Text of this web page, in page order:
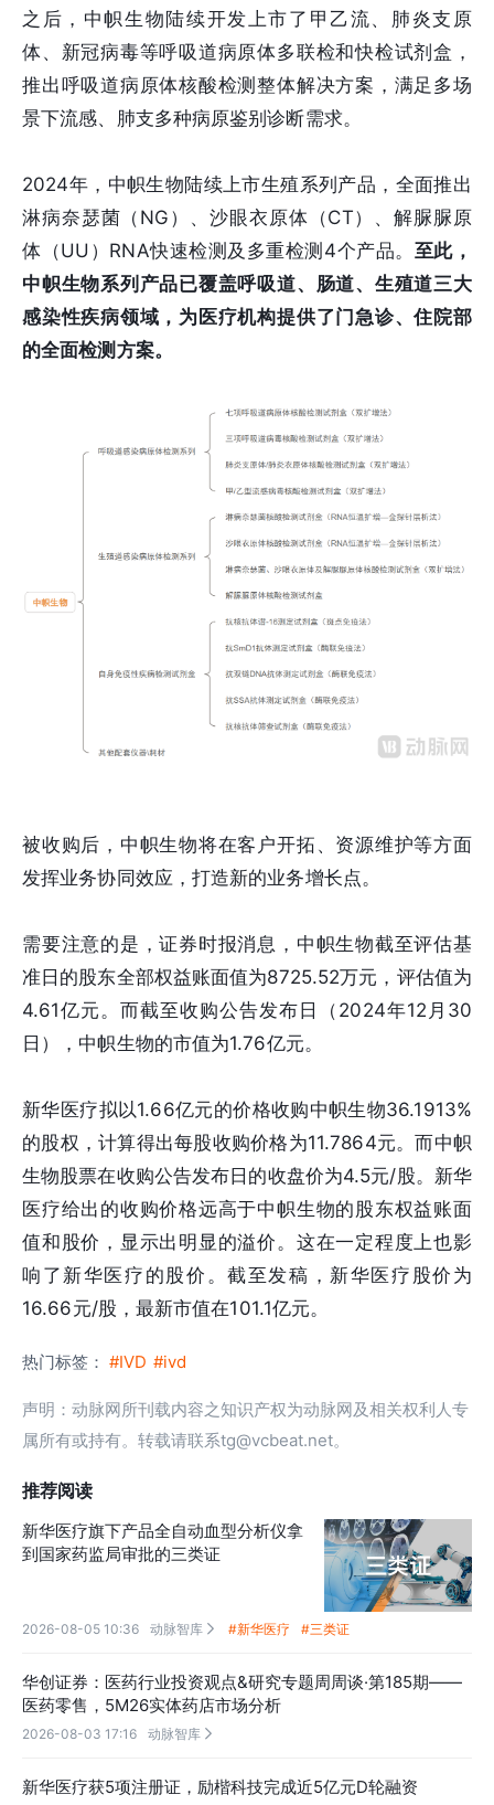
之后，中帜生物陆续开发上市了甲乙流、肺炎支原
体、新冠病毒等呼吸道病原体多联检和快检试剂盒，
推出呼吸道病原体核酸检测整体解决方案，满足多场
景下流感、肺支多种病原鉴别诊断需求。
2024年，中帜生物陆续上市生殖系列产品，全面推出
淋病奈瑟菌（NG）、沙眼衣原体（CT）、解脲脲原
体（UU）RNA快速检测及多重检测4个产品。 至此，
中帜生物系列产品已覆盖呼吸道、肠道、生殖道三大
感染性疾病领域，为医疗机构提供了门急诊、住院部
的全面检测方案。
被收购后，中帜生物将在客户开拓、资源维护等方面
发挥业务协同效应，打造新的业务增长点。
需要注意的是，证券时报消息，中帜生物截至评估基
准日的股东全部权益账面值为8725.52万元，评估值为
4.61亿元。而截至收购公告发布日（2024年12月30
日），中帜生物的市值为1.76亿元。
新华医疗拟以1.66亿元的价格收购中帜生物36.1913%
的股权，计算得出每股收购价格为11.7864元。而中帜
生物股票在收购公告发布日的收盘价为4.5元/股。新华
医疗给出的收购价格远高于中帜生物的股东权益账面
值和股价，显示出明显的溢价。这在一定程度上也影
响了新华医疗的股价。截至发稿，新华医疗股价为
16.66元/股，最新市值在101.1亿元。
热门标签： #IVD #ivd
声明：动脉网所刊载内容之知识产权为动脉网及相关权利人专
属所有或持有。转载请联系tg@vcbeat.net。
推荐阅读
新华医疗旗下产品全自动血型分析仪拿
到国家药监局审批的三类证
2026-08-05 10:36 动脉智库  #新华医疗 #三类证
华创证券：医药行业投资观点&研究专题周周谈·第185期——
医药零售，5M26实体药店市场分析
2026-08-03 17:16 动脉智库 
新华医疗获5项注册证，励楷科技完成近5亿元D轮融资